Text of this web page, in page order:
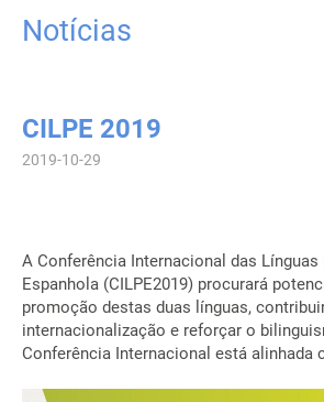
Notícias
CILPE 2019
2019-10-29
A Conferência Internacional das Línguas
Espanhola (CILPE2019) procurará
promoção destas duas línguas,
internacionalização e reforçar o
Conferência Internacional está alinhada